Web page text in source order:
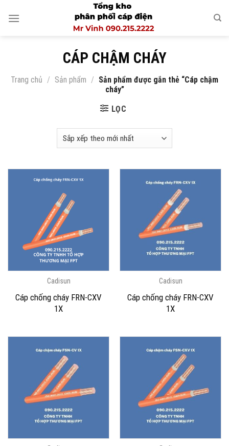
CÁP CHẬM CHÁY
Trang chủ / Sản phẩm / Sản phẩm được gắn thẻ “Cáp chậm
cháy”
LỌC
Cadisun
Cáp chống cháy FRN-CXV
1X
Cadisun
Cáp chống cháy FRN-CXV
1X